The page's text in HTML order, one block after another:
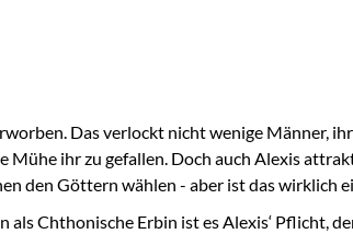
Das verlockt nicht wenige Männer,
ihr zu gefallen. Doch auch Alexis
den Göttern wählen - aber ist das wirklich
Chthonische Erbin ist es Alexis‘ Pflicht,